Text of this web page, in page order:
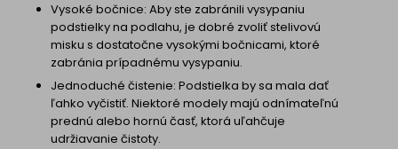
Vysoké bočnice: Aby ste zabránili vysypaniu
podstielky na podlahu, je dobré zvoliť stelivovú
misku s dostatočne vysokými bočnicami, ktoré
zabránia prípadnému vysypaniu.
Jednoduché čistenie: Podstielka by sa mala dať
ľahko vyčistiť. Niektoré modely majú odnímateľnú
prednú alebo hornú časť, ktorá uľahčuje
udržiavanie čistoty.